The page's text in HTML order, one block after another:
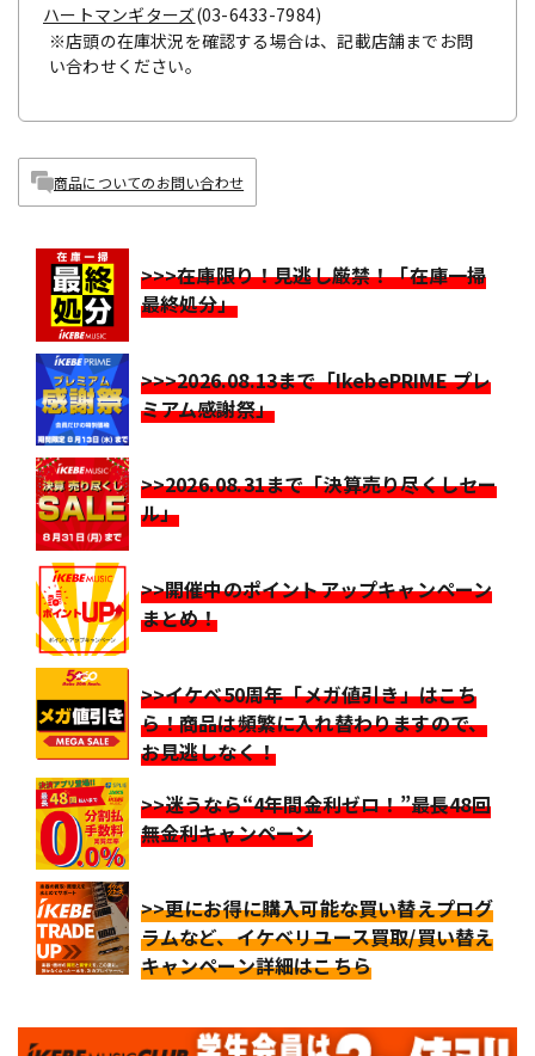
ハートマンギターズ(03-6433-7984)
※店頭の在庫状況を確認する場合は、記載店舗までお問
い合わせください。
商品についてのお問い合わせ
>>>在庫限り！見逃し厳禁！「在庫一掃
最終処分」
>>>2026.08.13まで「IkebePRIME プレ
ミアム感謝祭」
>>2026.08.31まで「決算売り尽くしセー
ル」
>>開催中のポイントアップキャンペーン
まとめ！
>>イケベ50周年「メガ値引き」はこち
ら！商品は頻繁に入れ替わりますので、
お見逃しなく！
>>迷うなら“4年間金利ゼロ！”最長48回
無金利キャンペーン
>>更にお得に購入可能な買い替えプログ
ラムなど、イケベリユース買取/買い替え
キャンペーン詳細はこちら